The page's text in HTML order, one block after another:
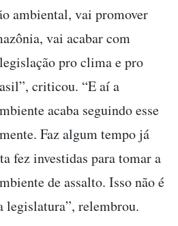
ambiental, vai promover
vai acabar com
pro clima e pro
criticou. “E aí a
acaba seguindo esse
Faz algum tempo já
fez investidas para tomar a
de assalto. Isso não é
legislatura”, relembrou.